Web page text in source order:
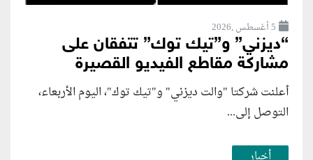
5 أغسطس ,2026
“ديزني” و”تيك توك” تتفقان على
مشاركة مقاطع الفيديو القصيرة
أعلنت شركتا "والت ديزني" و"تيك توك"، اليوم الأربعاء،
التوصل إلى...